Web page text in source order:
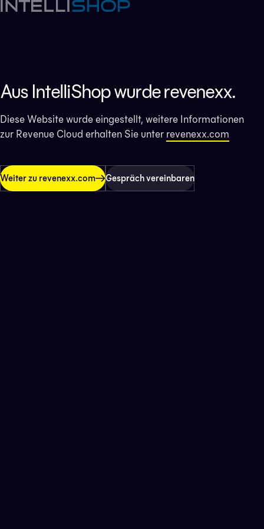
Aus IntelliShop wurde revenexx.
Diese Website wurde eingestellt, weitere Informationen
zur Revenue Cloud erhalten Sie unter revenexx.com
Weiter zu revenexx.com Gespräch vereinbaren